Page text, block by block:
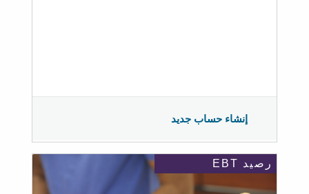
إنشاء حساب جديد
رصيد EBT